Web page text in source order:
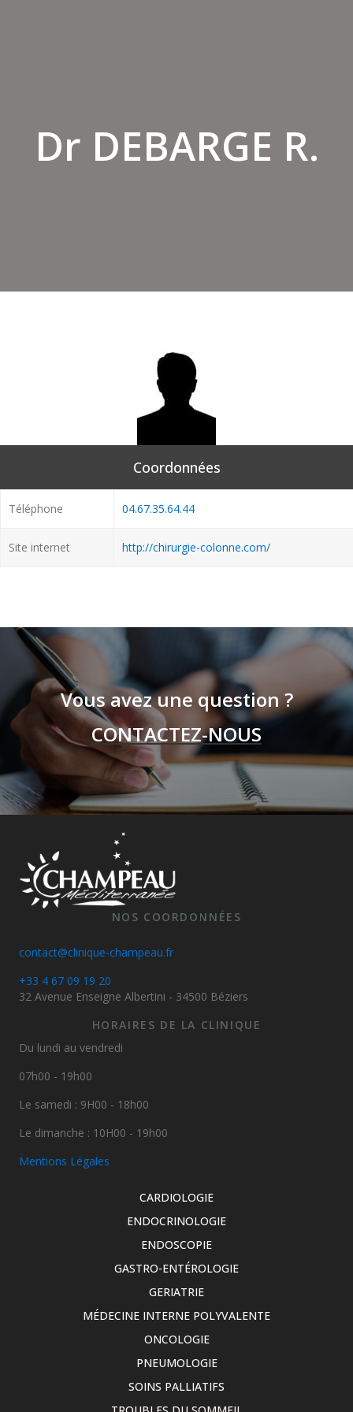
Dr DEBARGE R.
Coordonnées
Téléphone 04.67.35.64.44
Site internet http://chirurgie-colonne.com/
Vous avez une question ?
CONTACTEZ-NOUS
NOS COORDONNÉES
contact@clinique-champeau.fr
+33 4 67 09 19 20
32 Avenue Enseigne Albertini - 34500 Béziers
HORAIRES DE LA CLINIQUE
Du lundi au vendredi
07h00 - 19h00
Le samedi : 9H00 - 18h00
Le dimanche : 10H00 - 19h00
Mentions Légales
CARDIOLOGIE
ENDOCRINOLOGIE
ENDOSCOPIE
GASTRO-ENTÉROLOGIE
GERIATRIE
MÉDECINE INTERNE POLYVALENTE
ONCOLOGIE
PNEUMOLOGIE
SOINS PALLIATIFS